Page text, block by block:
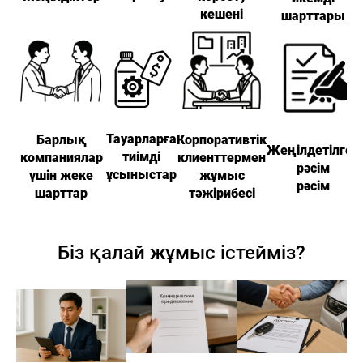
ЖАҢАЛЫҚТАР БАЙЛАНЫСТАР
097-06-47
Premium
Shymkent
кешені
шарттары
Барлық
компаниялар
үшін жеке
шарттар
Тауарларға
тиімді
ұсыныстар
Корпоративтік
клиенттермен
жұмыс
тәжірибесі
Жеңілдетілген
рәсім
рәсім
Біз қалай жұмыс істейміз?